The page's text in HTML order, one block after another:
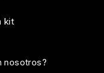
kit
nosotros?